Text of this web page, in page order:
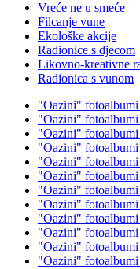
Vreće ne u smeće
Filcanje vune
Ekološke akcije
Radionice s djecom
Likovno-kreativne
Radionica s vunom
"Oazini" fotoalbumi
"Oazini" fotoalbumi
"Oazini" fotoalbumi
"Oazini" fotoalbumi
"Oazini" fotoalbumi
"Oazini" fotoalbumi
"Oazini" fotoalbumi
"Oazini" fotoalbumi
"Oazini" fotoalbumi
"Oazini" fotoalbumi
"Oazini" fotoalbumi
"Oazini" fotoalbumi